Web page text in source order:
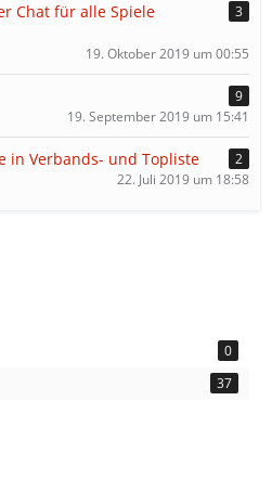
Chat für alle Spiele
3
19. Oktober 2019 um 00:55
9
19. September 2019 um 15:41
in Verbands- und Topliste
2
22. Juli 2019 um 18:58
0
37